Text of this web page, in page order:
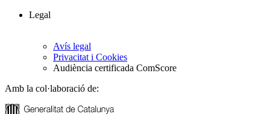
Legal
Avís legal
Privacitat i Cookies
Audiència certificada ComScore
Amb la col·laboració de: